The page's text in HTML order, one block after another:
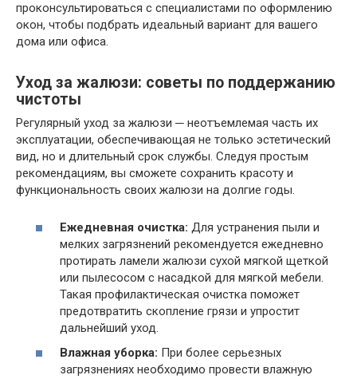
проконсультироваться с специалистами по оформлению
окон, чтобы подбрать идеальный вариант для вашего
дома или офиса.
Уход за жалюзи: советы по поддержанию
чистоты
Регулярный уход за жалюзи ─ неотъемлемая часть их
эксплуатации, обеспечивающая не только эстетический
вид, но и длительный срок службы. Следуя простым
рекомендациям, вы сможете сохранить красоту и
функциональность своих жалюзи на долгие годы.
Ежедневная очистка: Для устранения пыли и
мелких загрязнений рекомендуется ежедневно
протирать ламели жалюзи сухой мягкой щеткой
или пылесосом с насадкой для мягкой мебели.
Такая профилактическая очистка поможет
предотвратить скопление грязи и упростит
дальнейший уход.
Влажная уборка: При более серьезных
загрязнениях необходимо провести влажную